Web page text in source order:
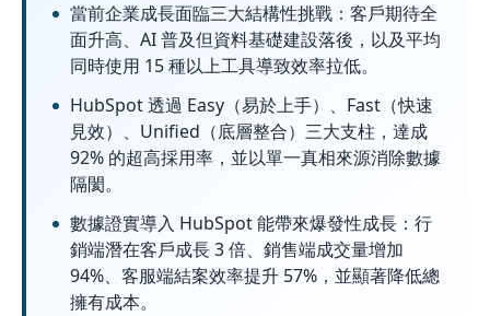
當前企業成長面臨三大結構性挑戰：客戶期待全
面升高、AI 普及但資料基礎建設落後，以及平均
同時使用 15 種以上工具導致效率拉低。
HubSpot 透過 Easy（易於上手）、Fast（快速
見效）、Unified（底層整合）三大支柱，達成
92% 的超高採用率，並以單一真相來源消除數據
隔閡。
數據證實導入 HubSpot 能帶來爆發性成長：行
銷端潛在客戶成長 3 倍、銷售端成交量增加
94%、客服端結案效率提升 57%，並顯著降低總
擁有成本。